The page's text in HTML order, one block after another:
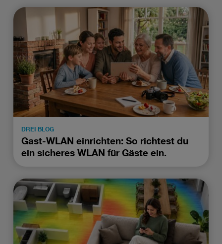
DREI BLOG
Gast-WLAN einrichten: So richtest du
ein sicheres WLAN für Gäste ein.